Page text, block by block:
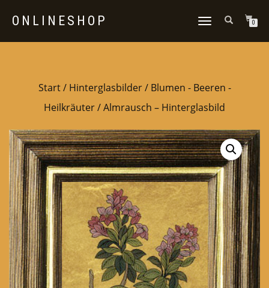
ONLINESHOP
NAVIGATION
0
Start/ Hinterglasbilder/ Blumen - Beeren -
Heilkräuter/ Almrausch – Hinterglasbild